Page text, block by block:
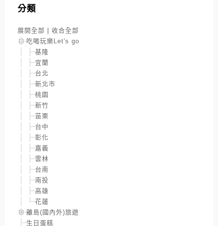
分類
展開全部
收合全部
吃喝玩樂Let's go
基隆
宜蘭
台北
新北市
桃園
新竹
苗栗
台中
彰化
嘉義
雲林
台南
南投
高雄
花蓮
離島(國內外)旅遊
生日蛋糕